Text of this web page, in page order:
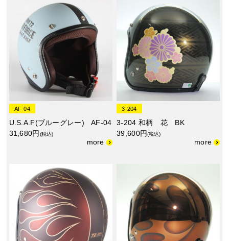
AF-04
U.S.A.F(ブルーグレー) AF-04
31,680円 (税込)
3-204
3-204 和柄 花 BK
39,600円(税込)